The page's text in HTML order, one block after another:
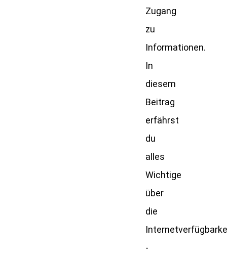
Zugang
zu
Informationen.
In
diesem
Beitrag
erfährst
du
alles
Wichtige
über
die
-